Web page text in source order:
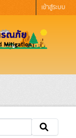
เข้าสู่ระบบ